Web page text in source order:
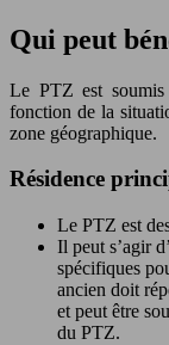
Qui peut
Le PTZ est
fonction de la
zone géographique.
Résidence
Le PTZ est
Il peut s’agir
spécifiques
ancien doit
et peut être
du PTZ.